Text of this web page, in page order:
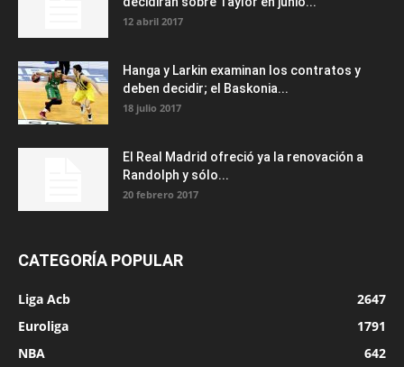
12 abril 2017
Hanga y Larkin examinan los contratos y
deben decidir; el Baskonia...
18 julio 2017
El Real Madrid ofreció ya la renovación a
Randolph y sólo...
20 febrero 2017
CATEGORÍA POPULAR
Liga Acb
2647
Euroliga
1791
NBA
642